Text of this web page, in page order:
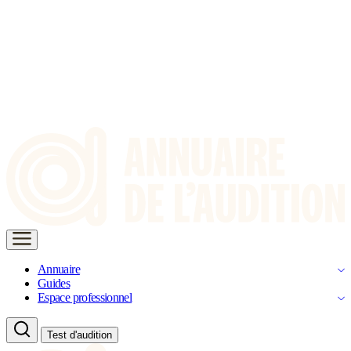
Annuaire
Guides
Espace professionnel
Test d'audition